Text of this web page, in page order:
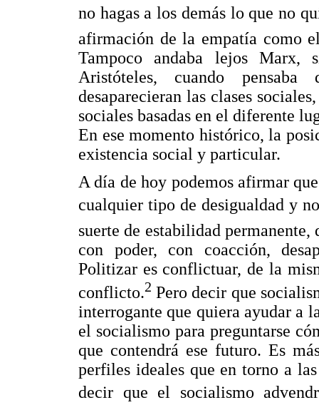
no hagas a los demás lo que no
afirmación de la empatía como
Tampoco andaba lejos Marx,
Aristóteles, cuando
desaparecieran las clases
sociales basadas en el diferente
En ese momento histórico, la
existencia social y particular.
A día de hoy podemos afirmar
cualquier tipo de desigualdad y
suerte de estabilidad
con poder, con coacción,
Politizar es conflictuar, de la
conflicto.2 Pero decir que
interrogante que quiera ayudar a
el socialismo para preguntarse
que contendrá ese futuro. Es
perfiles ideales que en torno a
decir que el socialismo